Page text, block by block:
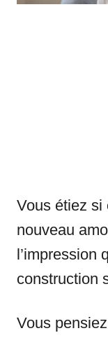
Vous étiez si
nouveau
l’impression
construction
Vous